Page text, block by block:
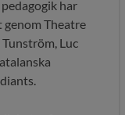
har
Theatre
Luc